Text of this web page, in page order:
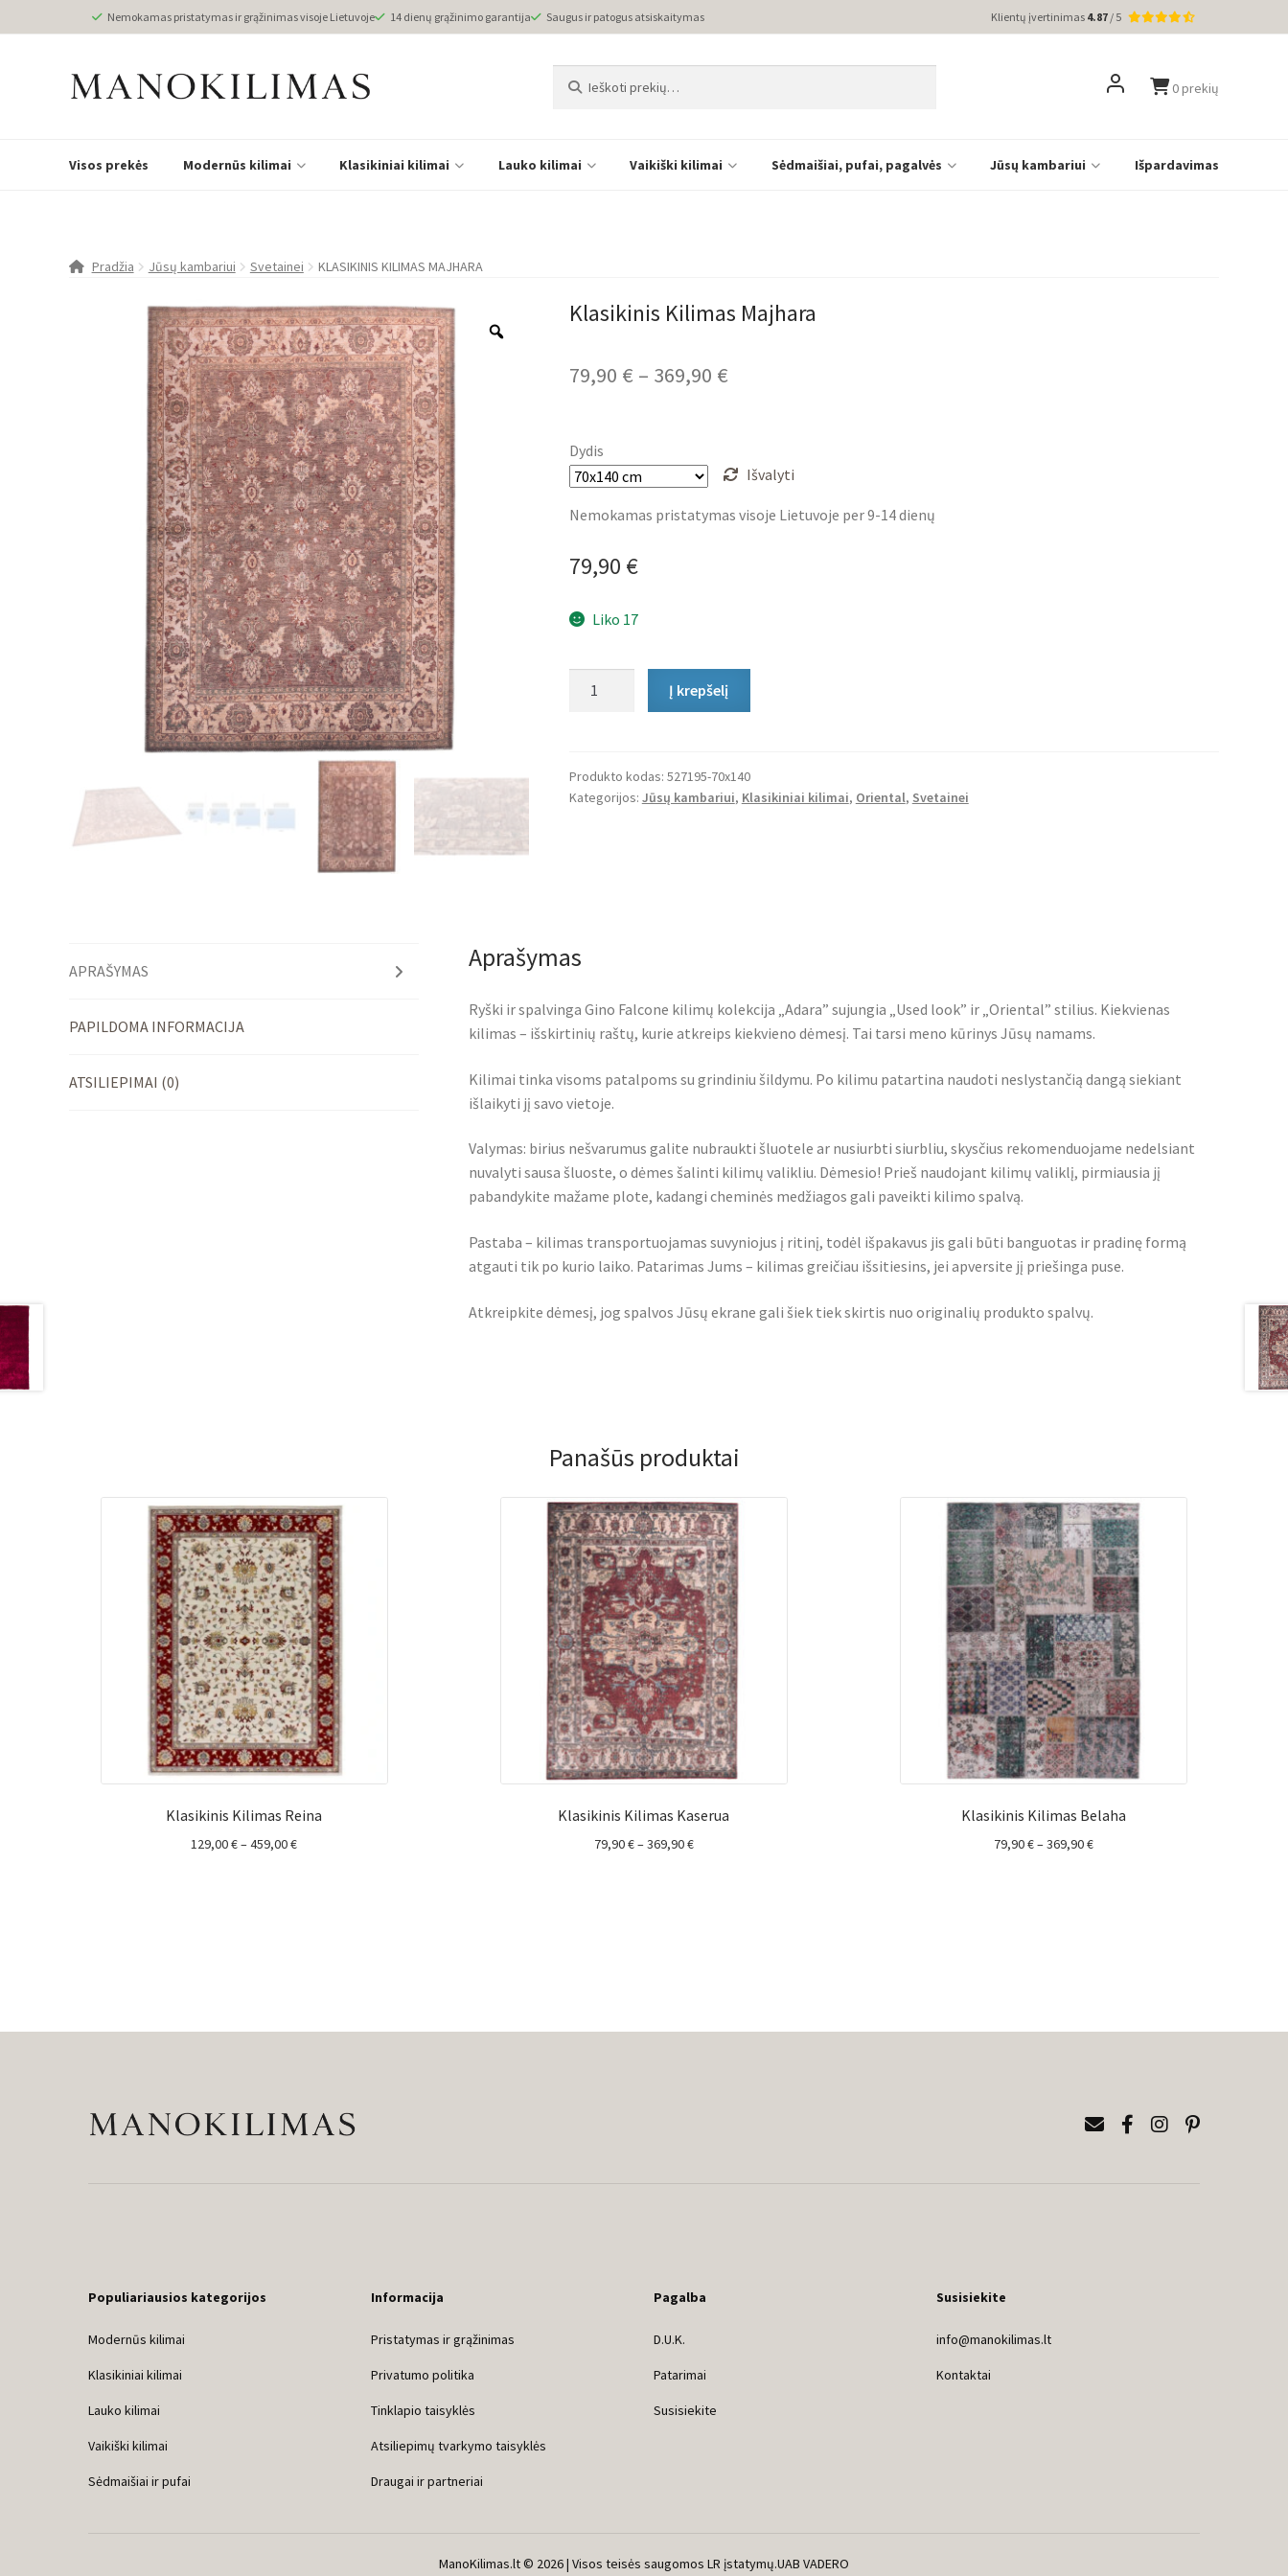
Nemokamas pristatymas ir grąžinimas visoje Lietuvoje 14 dienų grąžinimo garantija Saugus ir patogus atsiskaitymas Klientų įvertinimas 4.87 / 5
0 prekių
Visos prekės Modernūs kilimai Klasikiniai kilimai Lauko kilimai Vaikiški kilimai Sėdmaišiai, pufai, pagalvės Jūsų kambariui Išpardavimas
Pradžia Jūsų kambariui Svetainei KLASIKINIS KILIMAS MAJHARA
Klasikinis Kilimas Majhara
79,90 € – 369,90 €Price
through
369,90 €
Dydis
Išvalyti
Nemokamas pristatymas visoje Lietuvoje per 9-14 dienų
79,90 €
Liko 17
Majhara
Į krepšelį
Produkto kodas: 527195-70x140
Kategorijos: Jūsų kambariui, Klasikiniai kilimai, Oriental, Svetainei
APRAŠYMAS
PAPILDOMA INFORMACIJA
ATSILIEPIMAI (0)
Aprašymas
Ryški ir spalvinga Gino Falcone kilimų kolekcija „Adara” sujungia „Used look” ir „Oriental” stilius. Kiekvienas
kilimas – išskirtinių raštų, kurie atkreips kiekvieno dėmesį. Tai tarsi meno kūrinys Jūsų namams.
Kilimai tinka visoms patalpoms su grindiniu šildymu. Po kilimu patartina naudoti neslystančią dangą siekiant
išlaikyti jį savo vietoje.
Valymas: birius nešvarumus galite nubraukti šluotele ar nusiurbti siurbliu, skysčius rekomenduojame nedelsiant
nuvalyti sausa šluoste, o dėmes šalinti kilimų valikliu. Dėmesio! Prieš naudojant kilimų valiklį, pirmiausia jį
pabandykite mažame plote, kadangi cheminės medžiagos gali paveikti kilimo spalvą.
Pastaba – kilimas transportuojamas suvyniojus į ritinį, todėl išpakavus jis gali būti banguotas ir pradinę formą
atgauti tik po kurio laiko. Patarimas Jums – kilimas greičiau išsitiesins, jei apversite jį priešinga puse.
Atkreipkite dėmesį, jog spalvos Jūsų ekrane gali šiek tiek skirtis nuo originalių produkto spalvų.
Panašūs produktai
Klasikinis Kilimas Reina
129,00€–459,00€Price
Klasikinis Kilimas Kaserua
79,90€–369,90€Price
Klasikinis Kilimas Belaha
79,90€–369,90€Price
Populiariausios kategorijos
Modernūs kilimai
Klasikiniai kilimai
Lauko kilimai
Vaikiški kilimai
Sėdmaišiai ir pufai
Informacija
Pristatymas ir grąžinimas
Privatumo politika
Tinklapio taisyklės
Atsiliepimų tvarkymo taisyklės
Draugai ir partneriai
Pagalba
D.U.K.
Patarimai
Susisiekite
Susisiekite
info@manokilimas.lt
Kontaktai
ManoKilimas.lt © 2026 | Visos teisės saugomos LR įstatymų.UAB VADERO